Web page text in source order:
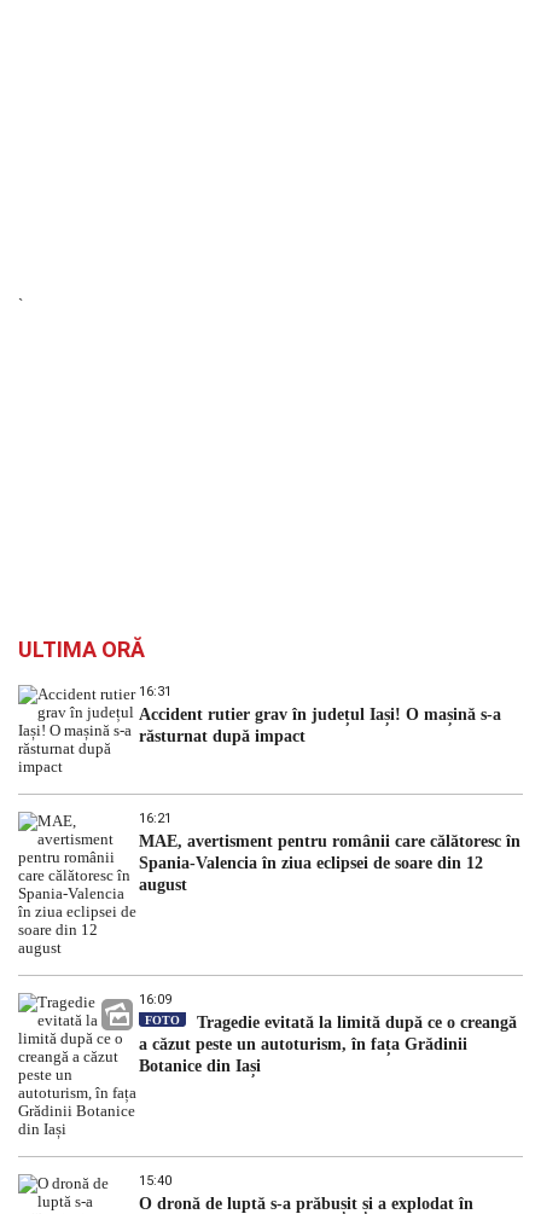
`
ULTIMA ORĂ
16:31
Accident rutier grav în județul Iași! O mașină s-a
răsturnat după impact
16:21
MAE, avertisment pentru românii care călătoresc în
Spania-Valencia în ziua eclipsei de soare din 12
august
16:09
FOTO
Tragedie evitată la limită după ce o creangă
a căzut peste un autoturism, în fața Grădinii
Botanice din Iași
15:40
O dronă de luptă s-a prăbușit și a explodat în